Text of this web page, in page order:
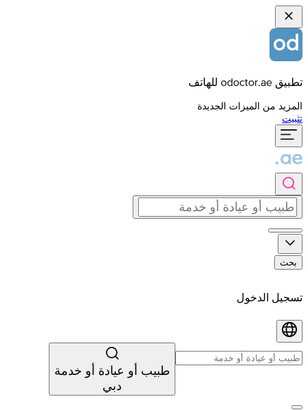
تطبيق odoctor.ae للهاتف
المزيد من الميزات الجديدة
تثبيت
بحث
تسجيل الدخول
طبيب أو عيادة أو خدمة
دبي